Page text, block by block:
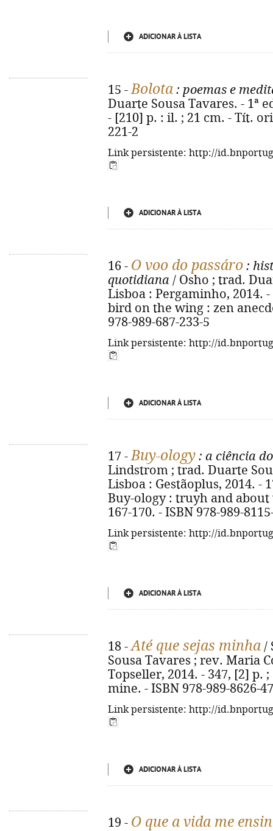
ADICIONAR À LISTA
15 -Bolota : poemas e
Duarte Sousa Tavares. - 1ª
- [210] p. : il. ; 21 cm. - Tít.
221-2
Link persistente: http://
ADICIONAR À LISTA
16 - O voo do passáro :
quotidiana / Osho ; trad.
Lisboa : Pergaminho, 2014.
bird on the wing : zen
978-989-687-233-5
Link persistente: http://
ADICIONAR À LISTA
17 -Buy-ology : a ciência
Lindstrom ; trad. Duarte
Lisboa : Gestãoplus, 2014. -
Buy-ology : truyh and
167-170. - ISBN 978-989-
Link persistente: http://
ADICIONAR À LISTA
18 -Até que sejas minha /
Sousa Tavares ; rev. Maria
Topseller, 2014. - 347, [2] p.
mine. - ISBN 978-989-8626-
Link persistente: http://
ADICIONAR À LISTA
19 - O que a vida me